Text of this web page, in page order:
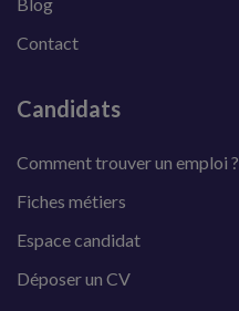
Contact
Candidats
Comment trouver un emploi ?
Fiches métiers
Espace candidat
Déposer un CV